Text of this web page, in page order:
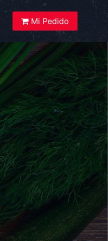
Mi Pedido